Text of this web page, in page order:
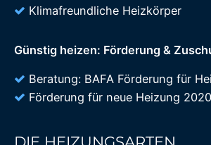
Klimafreundliche Heizkörper
Günstig heizen: Förderung &
Beratung: BAFA Förderung für
Förderung für neue Heizung 2020